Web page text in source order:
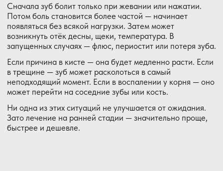
Многие пациенты представляют лечение как что-то
долгое и болезненное. На практике всё обычно
выглядит иначе.
Шаг 1 — Диагностика. Врач осматривает зуб, делает
прицельный рентгеновский снимок или КТ. Уже на этом
этапе становится понятно, в чём причина боли.
Шаг 2 — Определяем план. Вам объясняют, что именно
происходит с зубом, какие есть варианты лечения и
вашего согласия.
Шаг 3 — Лечение. В зависимости от причины это может
быть:
Как проходит лечение